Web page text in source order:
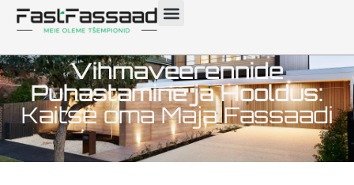
Vihmaveerennide
Puhastamine ja Hooldus:
Kaitse oma Maja Fassaadi